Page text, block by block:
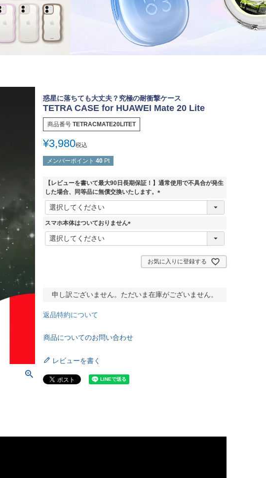
惑星に落ちても大丈夫？究極の耐衝撃ケース
TETRA CASE for HUAWEI Mate 20 Lite
商品番号 TETRACMATE20LITET
¥3,980税込
メンバーポイント 40 Pt
【レビューを書いて最大90日長期保証！】通常使用で不具合が発生
した場合、同等品に無償交換いたします。
(
スマホ本体はついておりません
(
お気に入りに登録する
申し訳ございません。ただいま在庫がございません。
返品特約について
商品についてのお問い合わせ
レビューを書く